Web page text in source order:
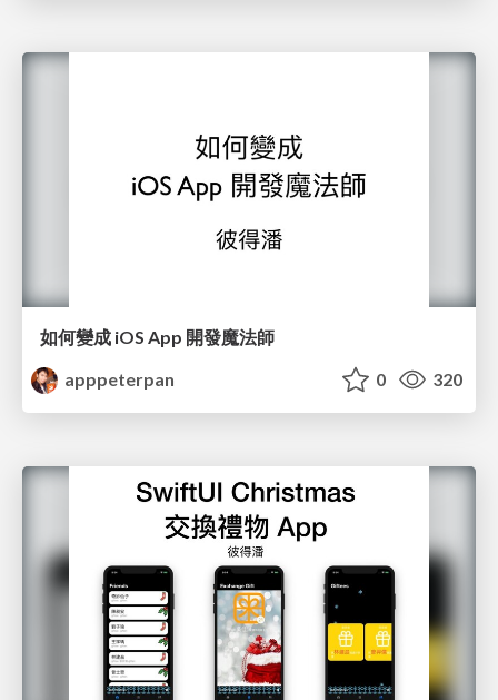
如何變成 iOS App 開發魔法師
apppeterpan
0 320